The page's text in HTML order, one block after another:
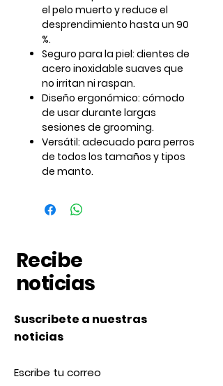
el pelo muerto y reduce el
desprendimiento hasta un 90
%.
Seguro para la piel: dientes de
acero inoxidable suaves que
no irritan ni raspan.
Diseño ergonómico: cómodo
de usar durante largas
sesiones de grooming.
Versátil: adecuado para perros
de todos los tamaños y tipos
de manto.
Recibe
noticias
Suscribete a nuestras
noticias